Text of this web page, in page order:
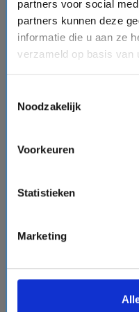
partners voor social
partners kunnen deze
informatie die u aan ze
verzameld op basis van
Noodzakelijk
Voorkeuren
Statistieken
Marketing